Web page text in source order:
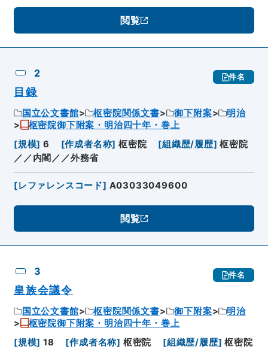
閲覧
2 件名
目録
国立公文書館 枢密院関係文書 御下附案
明治
枢密院御下附案・明治四十年・巻上
[規模] 6 [作成者名称] 枢密院 [組織歴/履歴] 枢密院
／／内閣／／外務省
[レファレンスコード] A03033049600
閲覧
3 件名
皇族会議令
国立公文書館 枢密院関係文書 御下附案
明治
枢密院御下附案・明治四十年・巻上
[規模] 18 [作成者名称] 枢密院 [組織歴/履歴] 枢密院